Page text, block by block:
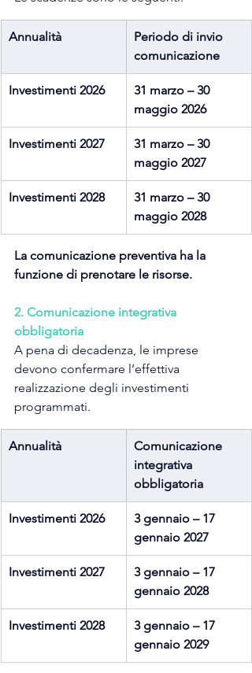
Annualità
Periodo di invio
comunicazione
Investimenti 2026
31 marzo – 30
maggio 2026
Investimenti 2027
31 marzo – 30
maggio 2027
Investimenti 2028
31 marzo – 30
maggio 2028
La comunicazione preventiva ha la
funzione di prenotare le risorse.
2. Comunicazione integrativa
obbligatoria
A pena di decadenza, le imprese
devono confermare l’effettiva
realizzazione degli investimenti
programmati.
Annualità
Comunicazione
integrativa
obbligatoria
Investimenti 2026
3 gennaio – 17
gennaio 2027
Investimenti 2027
3 gennaio – 17
gennaio 2028
Investimenti 2028
3 gennaio – 17
gennaio 2029